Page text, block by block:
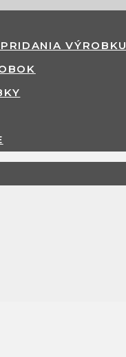
VÝROBKU